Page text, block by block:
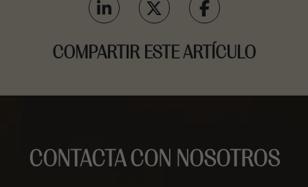
COMPARTIR ESTE ARTÍCULO
CONTACTA CON NOSOTROS